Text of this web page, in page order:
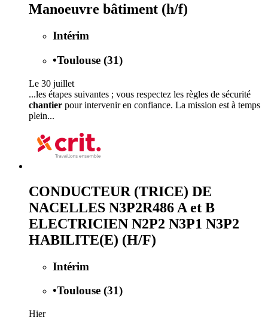
Manoeuvre bâtiment (h/f)
Intérim
•Toulouse (31)
Le 30 juillet
...les étapes suivantes ; vous respectez les règles de sécurité
chantier pour intervenir en confiance. La mission est à temps
plein...
CONDUCTEUR (TRICE) DE
NACELLES N3P2R486 A et B
ELECTRICIEN N2P2 N3P1 N3P2
HABILITE(E) (H/F)
Intérim
•Toulouse (31)
Hier